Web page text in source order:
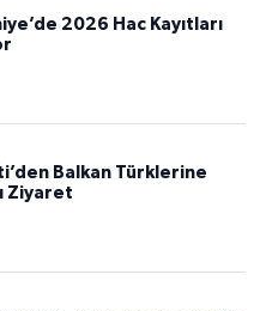
2026 Hac Kayıtları
Balkan Türklerine
Ziyaret